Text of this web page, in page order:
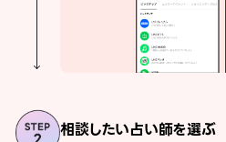
相談したい占い師を選ぶ